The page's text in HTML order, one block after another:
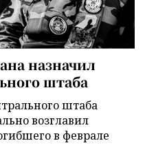
назначил
штаба
штаба
возглавил
в феврале